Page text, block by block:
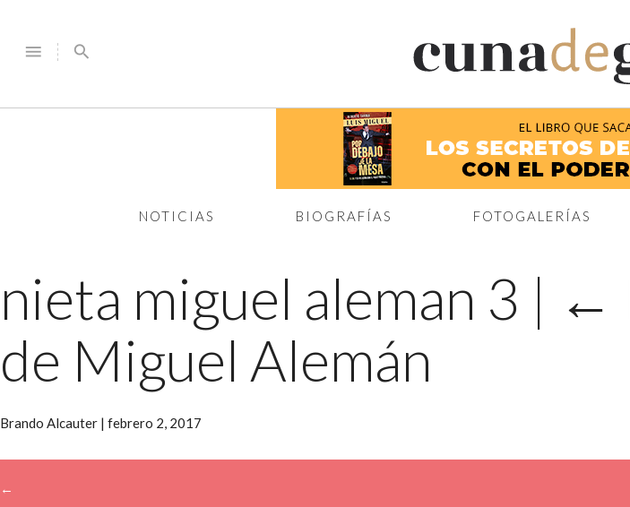
menu search
NOTICIAS BIOGRAFÍAS FOTOGALERÍAS
nieta miguel aleman 3 | ←
de Miguel Alemán
Brando Alcauter | febrero 2, 2017
←